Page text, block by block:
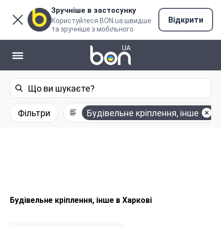
Зручніше в застосунку
Користуйтеся BON.ua швидше
та зручніше з мобільного
Відкрити
Фільтри Будівельне кріплення, інше
Будівельне кріплення, інше в Харкові